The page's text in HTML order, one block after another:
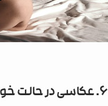
6. عکاسی در حالت خواب